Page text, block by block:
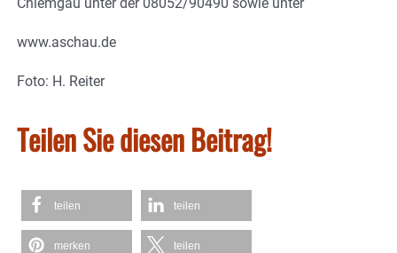
www.aschau.de
Foto: H. Reiter
Teilen Sie diesen Beitrag!
teilen teilen
merken teilen